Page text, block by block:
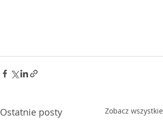
Ostatnie posty Zobacz wszystkie